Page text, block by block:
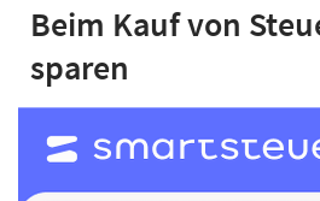
Beim Kauf von
sparen